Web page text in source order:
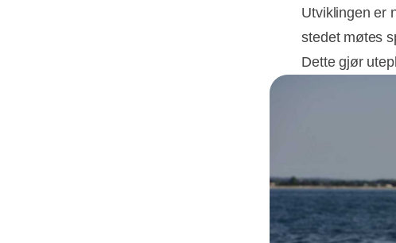
Utviklingen er
stedet møtes
Dette gjør